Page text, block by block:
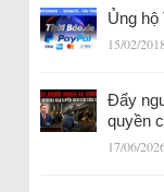
Ủng hộ
15/02/2018
Đẩy
quyền
17/06/